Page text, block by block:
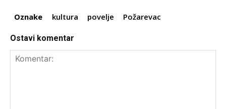
Oznake kultura povelje Požarevac
Ostavi komentar